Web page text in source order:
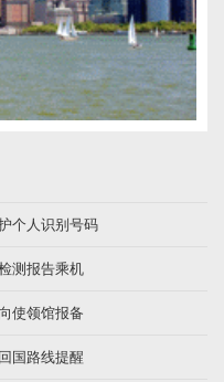
个人识别号码
测报告乘机
使领馆报备
国路线提醒